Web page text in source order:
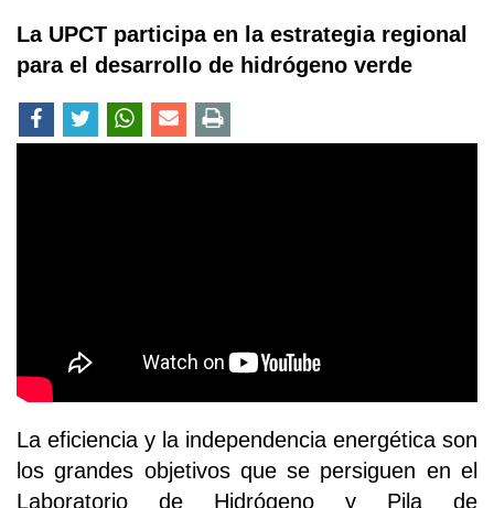
La UPCT participa en la estrategia regional
para el desarrollo de hidrógeno verde
La eficiencia y la independencia energética son
los grandes objetivos que se persiguen en el
Laboratorio de Hidrógeno y Pila de